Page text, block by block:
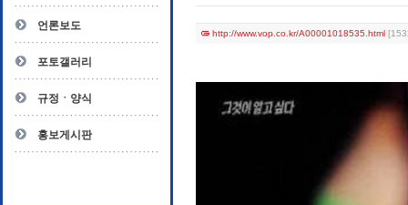
- 전문수련감독자
- 전문수련기관
언론보도
포토갤러리
규정ㆍ양식
홍보게시판
http://www.vop.co.kr/A00001018535.html